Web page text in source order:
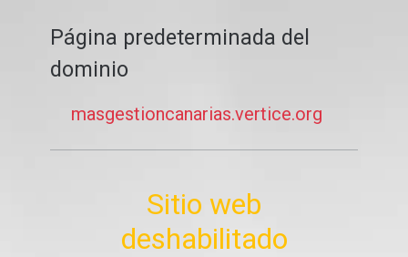
Página predeterminada del
dominio
masgestioncanarias.vertice.org
Sitio web
deshabilitado